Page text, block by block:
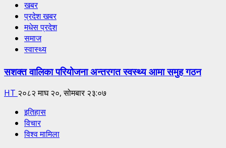
खबर
प्रदेश खबर
मधेस प्रदेश
समाज
स्वास्थ्य
सशक्त वालिका परियोजना अन्तरगत स्वस्थ्य आमा समुह गठन
HT २०८२ माघ २०, सोमबार २३:०७
इतिहास
विचार
विश्व मामिला